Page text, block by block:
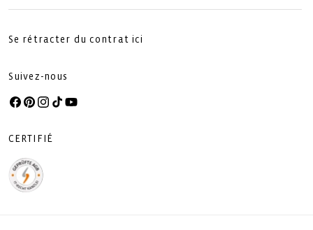
Se rétracter du contrat ici
Suivez-nous
Facebook
Pinterest
Instagram
TikTokYouTube
CERTIFIÉ